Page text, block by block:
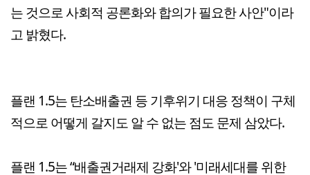
는 것으로 사회적 공론화와 합의가 필요한 사안"이라
고 밝혔다.
플랜 1.5는 탄소배출권 등 기후위기 대응 정책이 구체
적으로 어떻게 갈지도 알 수 없는 점도 문제 삼았다.
플랜 1.5는 “배출권거래제 강화'와 '미래세대를 위한